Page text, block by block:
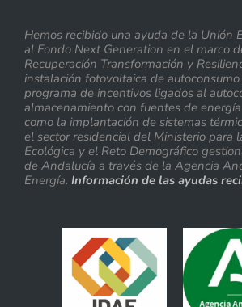
Hemos recibido una ayuda de la Unión
al Fondo Next Generation en el marco
Recuperación Transformación y
instalación fotovoltaica de
programa de incentivos ligados al
almacenamiento con fuentes de
como la implantación de sistemas
el sector residencial del Ministerio para
Ecológica y el Reto Demográfico
de Andalucía a través de la Agencia
Energía. Información de las ayudas